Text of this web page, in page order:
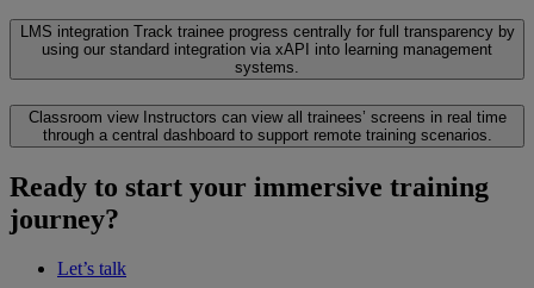
LMS integration Track trainee progress centrally for full transparency by
using our standard integration via xAPI into learning management
systems.
Classroom view Instructors can view all trainees’ screens in real time
through a central dashboard to support remote training scenarios.
Ready to start your immersive training
journey?
Let’s talk